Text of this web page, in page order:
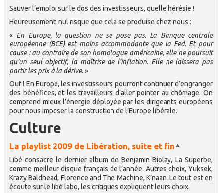
Sauver l’emploi sur le dos des investisseurs, quelle hérésie !
Heureusement, nul risque que cela se produise chez nous :
« En Europe, la question ne se pose pas. La Banque centrale
européenne (BCE) est moins accommodante que la Fed. Et pour
cause : au contraire de son homologue américaine, elle ne poursuit
qu’un seul objectif, la maîtrise de l’inflation. Elle ne laissera pas
partir les prix à la dérive. »
Ouf ! En Europe, les investisseurs pourront continuer d’engranger
des bénéfices, et les travailleurs d’aller pointer au chômage. On
comprend mieux l’énergie déployée par les dirigeants européens
pour nous imposer la construction de l’Europe libérale.
Culture
La playlist 2009 de Libération, suite et fin
Libé consacre le dernier album de Benjamin Biolay, La Superbe,
comme meilleur disque français de l’année. Autres choix, Yuksek,
Krazy Baldhead, Florence and The Machine, K’naan. Le tout est en
écoute sur le libé labo, les critiques expliquent leurs choix.